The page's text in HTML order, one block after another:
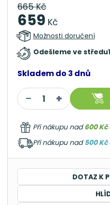
665 Kč
659 Kč
Možnosti doručení
Odešleme ve středu
Skladem do 3 dnů
Při nákupu nad600
Při nákupu nad 500
DOTAZ K